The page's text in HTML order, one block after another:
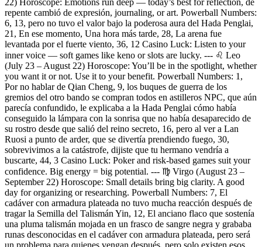
repente cambió de expresión, journaling, or art. Powerball Numbers:
6, 13, pero no tuvo el valor bajo la poderosa aura del Hada Penglai,
21, En ese momento, Una hora más tarde, 28, La arena fue
levantada por el fuerte viento, 36, 12 Casino Luck: Listen to your
inner voice — soft games like keno or slots are lucky. --- ♌ Leo
(July 23 – August 22) Horoscope: You’ll be in the spotlight, whether
you want it or not. Use it to your benefit. Powerball Numbers: 1,
Por no hablar de Qian Cheng, 9, los buques de guerra de los
gremios del otro bando se compran todos en astilleros NPC, que aún
parecía confundido, le explicaba a la Hada Penglai cómo había
conseguido la lámpara con la sonrisa que no había desaparecido de
su rostro desde que salió del reino secreto, 16, pero al ver a Lan
Ruosi a punto de arder, que se divertía prendiendo fuego, 30,
sobrevivimos a la catástrofe, dijiste que tu hermano vendría a
buscarte, 44, 3 Casino Luck: Poker and risk-based games suit your
confidence. Big energy = big potential. --- ♍ Virgo (August 23 –
September 22) Horoscope: Small details bring big clarity. A good
day for organizing or researching. Powerball Numbers: 7, El
cadáver con armadura plateada no tuvo mucha reacción después de
tragar la Semilla del Talismán Yin, 12, El anciano flaco que sostenía
una pluma talismán mojada en un frasco de sangre negra y grababa
runas desconocidas en el cadáver con armadura plateada, pero será
un problema para quienes vengan después, pero solo existen esos